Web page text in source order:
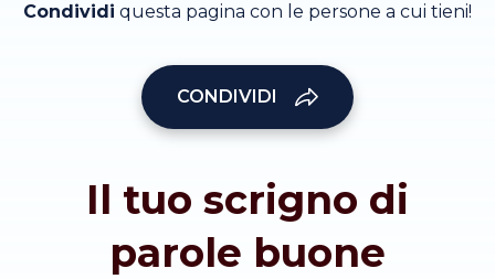
Condividi questa pagina con le persone a cui tieni!
CONDIVIDI
Il tuo scrigno di
parole buone